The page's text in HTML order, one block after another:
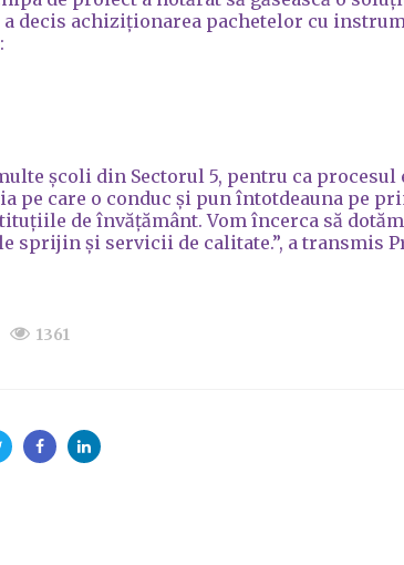
decis achiziționarea pachetelor cu
școli din Sectorul 5, pentru ca procesul
care o conduc și pun întotdeauna pe
de învățământ. Vom încerca să
sprijin și servicii de calitate.”, a transmis
1361